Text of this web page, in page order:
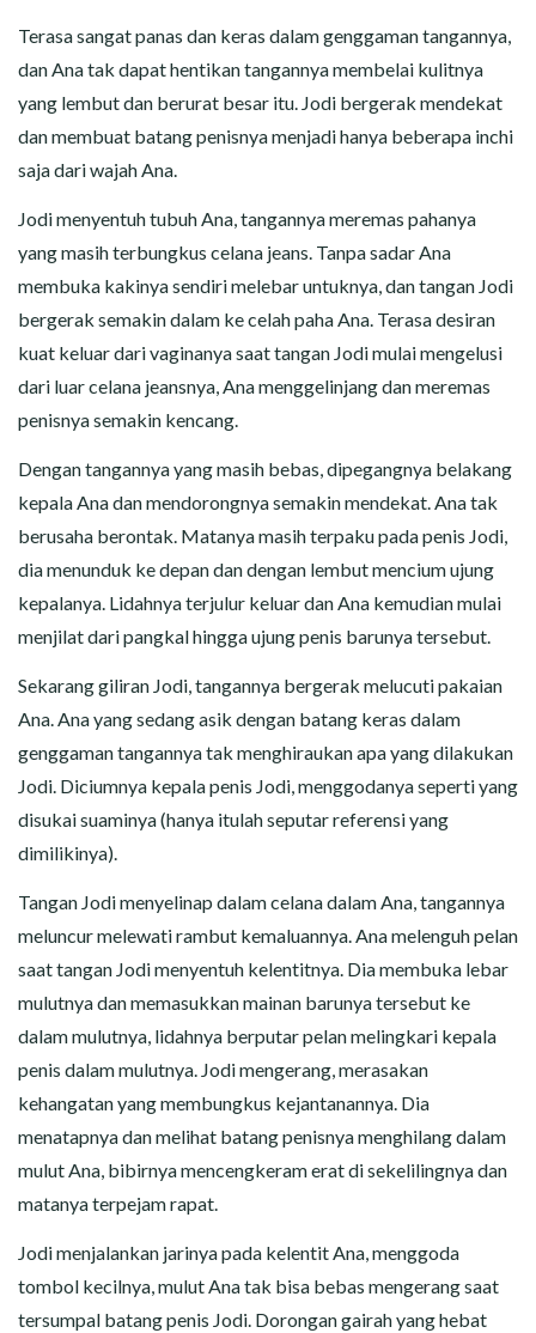
Terasa sangat panas dan keras dalam genggaman tangannya,
dan Ana tak dapat hentikan tangannya membelai kulitnya
yang lembut dan berurat besar itu. Jodi bergerak mendekat
dan membuat batang penisnya menjadi hanya beberapa inchi
saja dari wajah Ana.
Jodi menyentuh tubuh Ana, tangannya meremas pahanya
yang masih terbungkus celana jeans. Tanpa sadar Ana
membuka kakinya sendiri melebar untuknya, dan tangan Jodi
bergerak semakin dalam ke celah paha Ana. Terasa desiran
kuat keluar dari vaginanya saat tangan Jodi mulai mengelusi
dari luar celana jeansnya, Ana menggelinjang dan meremas
penisnya semakin kencang.
Dengan tangannya yang masih bebas, dipegangnya belakang
kepala Ana dan mendorongnya semakin mendekat. Ana tak
berusaha berontak. Matanya masih terpaku pada penis Jodi,
dia menunduk ke depan dan dengan lembut mencium ujung
kepalanya. Lidahnya terjulur keluar dan Ana kemudian mulai
menjilat dari pangkal hingga ujung penis barunya tersebut.
Sekarang giliran Jodi, tangannya bergerak melucuti pakaian
Ana. Ana yang sedang asik dengan batang keras dalam
genggaman tangannya tak menghiraukan apa yang dilakukan
Jodi. Diciumnya kepala penis Jodi, menggodanya seperti yang
disukai suaminya (hanya itulah seputar referensi yang
dimilikinya).
Tangan Jodi menyelinap dalam celana dalam Ana, tangannya
meluncur melewati rambut kemaluannya. Ana melenguh pelan
saat tangan Jodi menyentuh kelentitnya. Dia membuka lebar
mulutnya dan memasukkan mainan barunya tersebut ke
dalam mulutnya, lidahnya berputar pelan melingkari kepala
penis dalam mulutnya. Jodi mengerang, merasakan
kehangatan yang membungkus kejantanannya. Dia
menatapnya dan melihat batang penisnya menghilang dalam
mulut Ana, bibirnya mencengkeram erat di sekelilingnya dan
matanya terpejam rapat.
Jodi menjalankan jarinya pada kelentit Ana, menggoda
tombol kecilnya, mulut Ana tak bisa bebas mengerang saat
tersumpal batang penis Jodi. Dorongan gairah yang hebat